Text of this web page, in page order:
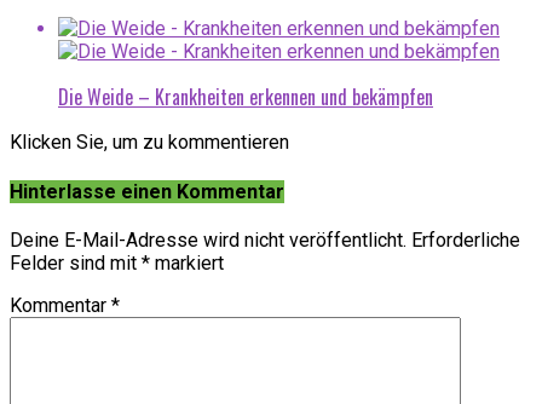
Die Weide – Krankheiten erkennen und bekämpfen
Klicken Sie, um zu kommentieren
Hinterlasse einen Kommentar
Deine E-Mail-Adresse wird nicht veröffentlicht. Erforderliche
Felder sind mit * markiert
Kommentar *